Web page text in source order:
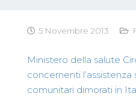
5 Novembre 2013
Ministero della salute
concernenti
comunitari dimorati in